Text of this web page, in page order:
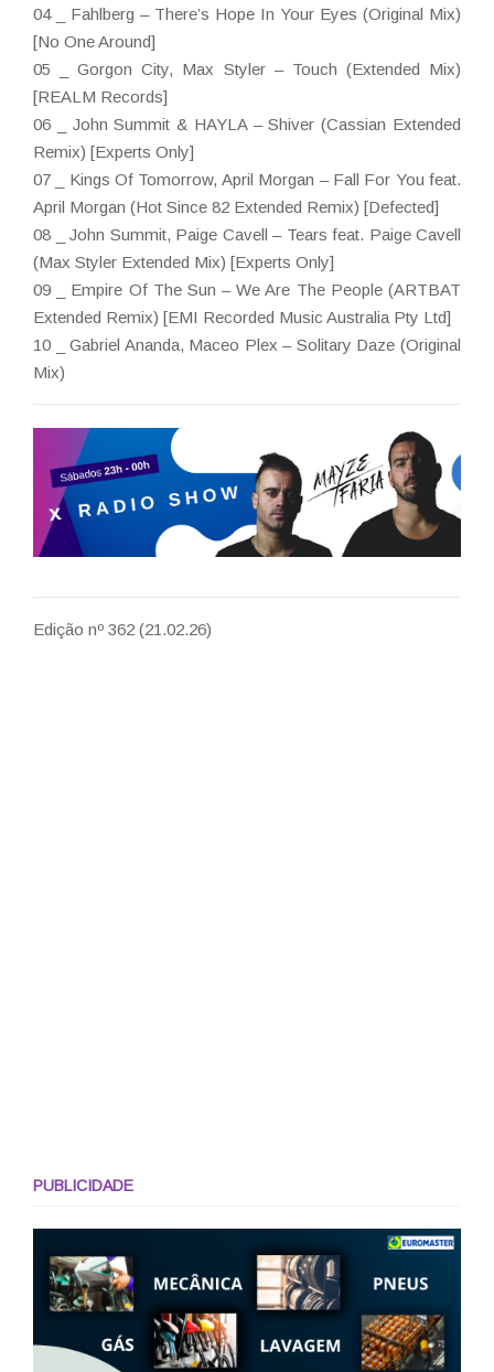
04 _ Fahlberg – There’s Hope In Your Eyes (Original Mix)
[No One Around]
05 _ Gorgon City, Max Styler – Touch (Extended Mix)
[REALM Records]
06 _ John Summit & HAYLA – Shiver (Cassian Extended
Remix) [Experts Only]
07 _ Kings Of Tomorrow, April Morgan – Fall For You feat.
April Morgan (Hot Since 82 Extended Remix) [Defected]
08 _ John Summit, Paige Cavell – Tears feat. Paige Cavell
(Max Styler Extended Mix) [Experts Only]
09 _ Empire Of The Sun – We Are The People (ARTBAT
Extended Remix) [EMI Recorded Music Australia Pty Ltd]
10 _ Gabriel Ananda, Maceo Plex – Solitary Daze (Original
Mix)
Edição nº 362 (21.02.26)
PUBLICIDADE